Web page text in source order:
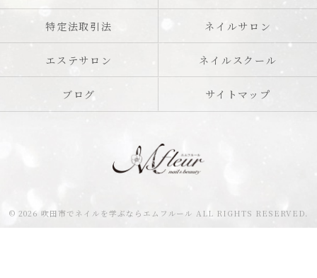
特定法取引法 ネイルサロン
エステサロン ネイルスクール
ブログ サイトマップ
© 2026 吹田市でネイルを学ぶならエムフルール ALL RIGHTS RESERVED.